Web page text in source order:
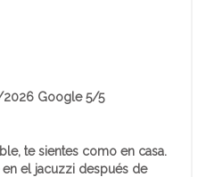
Google 5/5
te sientes como en casa.
el jacuzzi después de